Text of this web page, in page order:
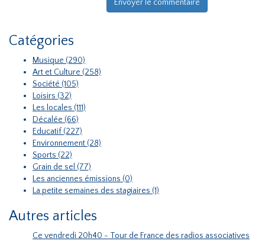
Catégories
Musique (290)
Art et Culture (258)
Société (105)
Loisirs (32)
Les locales (111)
Décalée (66)
Educatif (227)
Environnement (28)
Sports (22)
Grain de sel (77)
Les anciennes émissions (0)
La petite semaines des stagiaires (1)
Autres articles
Ce vendredi 20h40 - Tour de France des radios associatives